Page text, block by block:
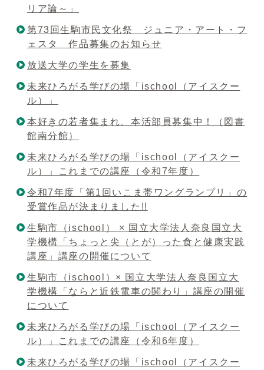
リア論～」
第73回生駒市民文化祭 ジュニア・アート・フ
ェスタ 作品募集のお知らせ
放送大学の学生を募集
未来ひろがる学びの場「ischool（アイスクー
ル）」
本好きの若者集まれ、本活部員募集中！（図書
館南分館）
未来ひろがる学びの場「ischool（アイスクー
ル）」これまでの講座（令和7年度）
令和7年度「第1回いこま帯ワングランプリ」の
受賞作品が決まりました!!
生駒市（ischool） × 国立大学法人奈良国立大
学機構「ちょっと尖（とが）った食と健康実践
講座」講座の開催について
生駒市（ischool）× 国立大学法人奈良国立大
学機構「ならと近鉄電車の関わり」講座の開催
について
未来ひろがる学びの場「ischool（アイスクー
ル）」これまでの講座（令和6年度）
未来ひろがる学びの場「ischool（アイスクー